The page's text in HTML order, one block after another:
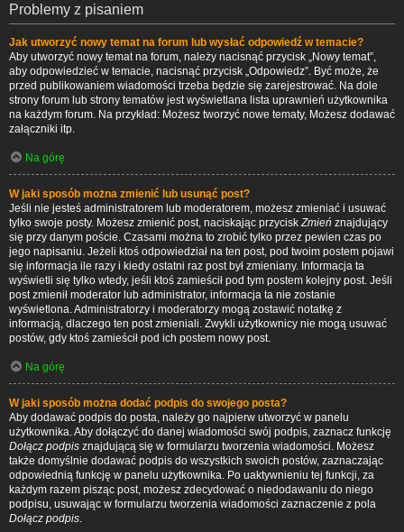
Problemy z pisaniem
Jak utworzyć nowy temat na forum lub wysłać odpowiedź w temacie?
Aby utworzyć nowy temat na forum, należy nacisnąć przycisk „Nowy temat”,
aby odpowiedzieć w temacie, nacisnąć przycisk „Odpowiedz”. Być może, że
przed publikowaniem wiadomości trzeba będzie się zarejestrować. Na dole
strony forum lub strony tematów jest wyświetlana lista uprawnień użytkownika
na każdym forum. Na przykład: Możesz tworzyć nowe tematy, Możesz dodawać
załączniki itp.
Na górę
W jaki sposób można zmienić lub usunąć post?
Jeśli nie jesteś administratorem lub moderatorem, możesz zmieniać i usuwać
tylko swoje posty. Możesz zmienić post, naciskając przyciskZmień znajdujący
się przy danym poście. Czasami można to zrobić tylko przez pewien czas po
jego napisaniu. Jeżeli ktoś odpowiedział na ten post, pod twoim postem pojawi
się informacja ile razy i kiedy ostatni raz post był zmieniany. Informacja ta
wyświetli się tylko wtedy, jeśli ktoś zamieścił pod tym postem kolejny post. Jeśli
post zmienił moderator lub administrator, informacja ta nie zostanie
wyświetlona. Administratorzy i moderatorzy mogą zostawić notatkę z
informacją, dlaczego ten post zmieniali. Zwykli użytkownicy nie mogą usuwać
postów, gdy ktoś zamieścił pod ich postem nowy post.
Na górę
W jaki sposób można dodać podpis do swojego posta?
Aby dodawać podpis do posta, należy go najpierw utworzyć w panelu
użytkownika. Aby dołączyć do danej wiadomości swój podpis, zaznacz funkcję
Dołącz podpis znajdującą się w formularzu tworzenia wiadomości. Możesz
także domyślnie dodawać podpis do wszystkich swoich postów, zaznaczając
odpowiednią funkcję w panelu użytkownika. Po uaktywnieniu tej funkcji, za
każdym razem pisząc post, możesz zdecydować o niedodawaniu do niego
podpisu, usuwając w formularzu tworzenia wiadomości zaznaczenie z pola
Dołącz podpis.